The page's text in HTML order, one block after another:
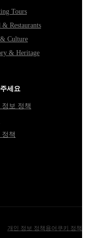
Tours
& Restaurants
Culture
& Heritage
세요
정보 정책
정책
개인 정보 정책 용어 쿠키 정책